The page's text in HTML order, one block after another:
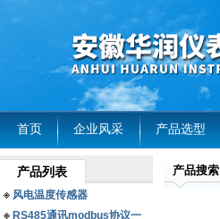
首页 企业风采 产品选型
产品列表
风电温度传感器
RS485通讯modbus协议一
产品搜索